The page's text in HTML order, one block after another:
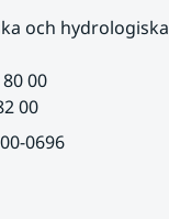
och hydrologiska
00
00
0696